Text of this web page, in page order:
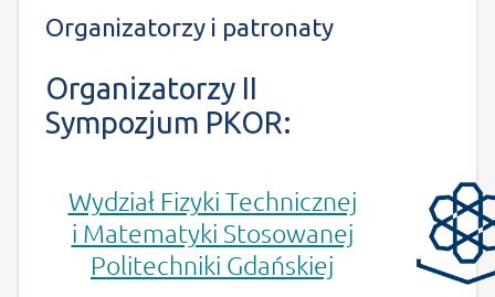
Organizatorzy i patronaty
Organizatorzy II
Sympozjum PKOR:
Wydział Fizyki Technicznej
i Matematyki Stosowanej
Politechniki Gdańskiej